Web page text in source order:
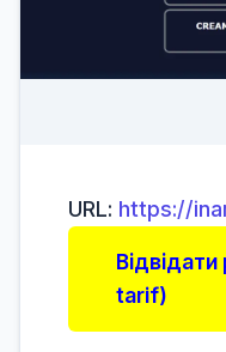
URL: https://
Відвідати
tarif)